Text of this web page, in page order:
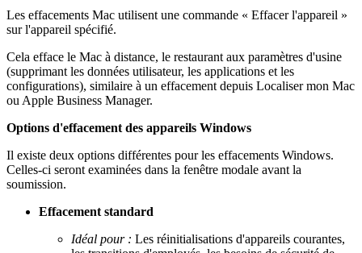
Les effacements Mac utilisent une commande « Effacer l'appareil »
sur l'appareil spécifié.
Cela efface le Mac à distance, le restaurant aux paramètres d'usine
(supprimant les données utilisateur, les applications et les
configurations), similaire à un effacement depuis Localiser mon Mac
ou Apple Business Manager.
Options d'effacement des appareils Windows
Il existe deux options différentes pour les effacements Windows.
Celles-ci seront examinées dans la fenêtre modale avant la
soumission.
Effacement standard
Idéal pour : Les réinitialisations d'appareils courantes,